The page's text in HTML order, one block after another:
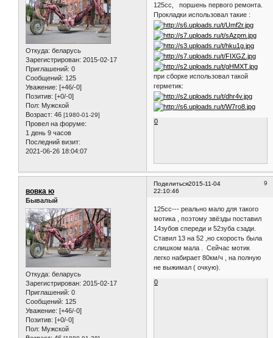
Откуда: беларусь
Зарегистрирован: 2015-02-17
Приглашений: 0
Сообщений: 125
Уважение: [+46/-0]
Позитив: [+0/-0]
Пол: Мужской
Возраст: 46 [1980-01-29]
Провел на форуме:
1 день 9 часов
Последний визит:
2021-06-26 18:04:07
125сс, поршень первого ремонта.
Прокладки использовал такие :
при сборке использовал такой
герметик:
0
Поделиться 9
2015-11-04
22:10:46
вовка ю
Бывалый
Откуда: беларусь
Зарегистрирован: 2015-02-17
Приглашений: 0
Сообщений: 125
Уважение: [+46/-0]
Позитив: [+0/-0]
Пол: Мужской
125сс--- реально мало для такого
мотика , поэтому звёзды поставил
14зубов спереди и 52зуба сзади.
Ставил 13 на 52 ,но скорость была
слишком мала . Сейчас мотик
легко набирает 80км/ч , на полную
не выжимал ( очкую).
0